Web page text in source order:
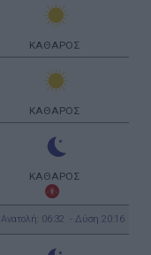
ΚΑΘΑΡΟΣ
ΚΑΘΑΡΟΣ
ΚΑΘΑΡΟΣ
Ανατολή: 06:32 - Δύση 20:16